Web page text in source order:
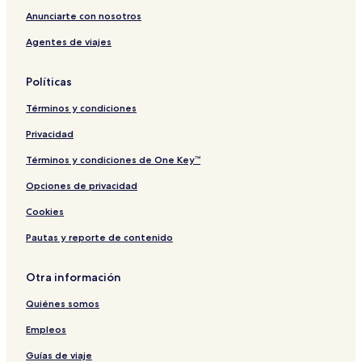
f
t
o
f
Anunciarte con nosotros
Agentes de viajes
Políticas
Términos y condiciones
Privacidad
Términos y condiciones de One Key™
Opciones de privacidad
Cookies
Pautas y reporte de contenido
Otra información
Quiénes somos
Empleos
Guías de viaje